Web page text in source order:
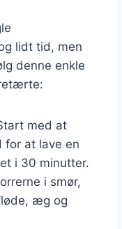
lidt tid, men
denne enkle
med at
for at lave en
i 30 minutter.
i smør,
æg og